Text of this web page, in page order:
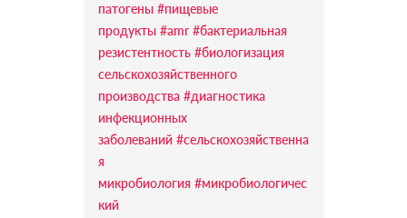
патогены #пищевые
продукты #amr #бактериальная
резистентность #биологизация
сельскохозяйственного
производства #диагностика
инфекционных
заболеваний #сельскохозяйственна
я
микробиология #микробиологичес
кий